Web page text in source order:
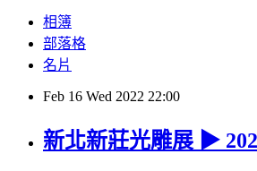
相簿
部落格
名片
Feb 16 Wed 2022 22:00
新北新莊光雕展 ▶